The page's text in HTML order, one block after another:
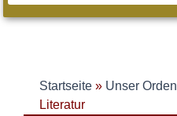
Startseite » Unser Orden
Literatur